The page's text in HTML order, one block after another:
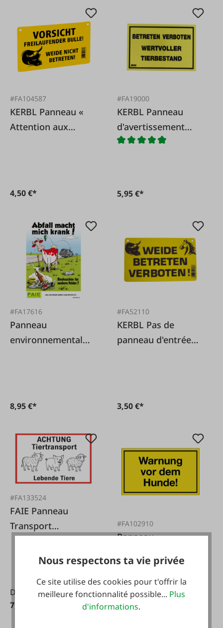
#FA104587
KERBL Panneau «
Attention aux
4,50 €*
#FA19000
KERBL Panneau
d'avertissement
« Animaux de
5,95 €*
#FA17616
Panneau
environnemental
8,95 €*
#FA52110
KERBL Pas de
panneau d'entrée
3,50 €*
#FA133524
FAIE Panneau
Transport
De
7,61 €*
#FA102910
Panneau
avertissant des
chiens
Nous respectons ta vie privée
Ce site utilise des cookies pour t'offrir la
meilleure fonctionnalité possible... Plus
d'informations.